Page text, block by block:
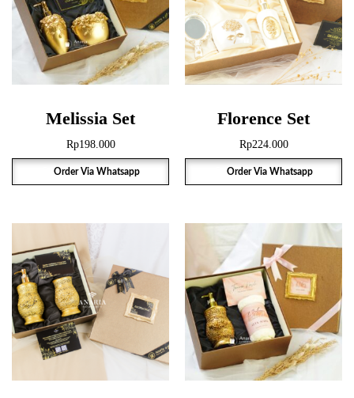
Melissia Set
Rp198.000
Order Via Whatsapp
Florence Set
Rp224.000
Order Via Whatsapp